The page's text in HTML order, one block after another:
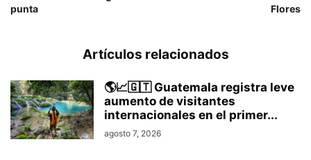
punta
Flores
Artículos relacionados
🌎📈🇬🇹 Guatemala registra leve
aumento de visitantes
internacionales en el primer...
agosto 7, 2026